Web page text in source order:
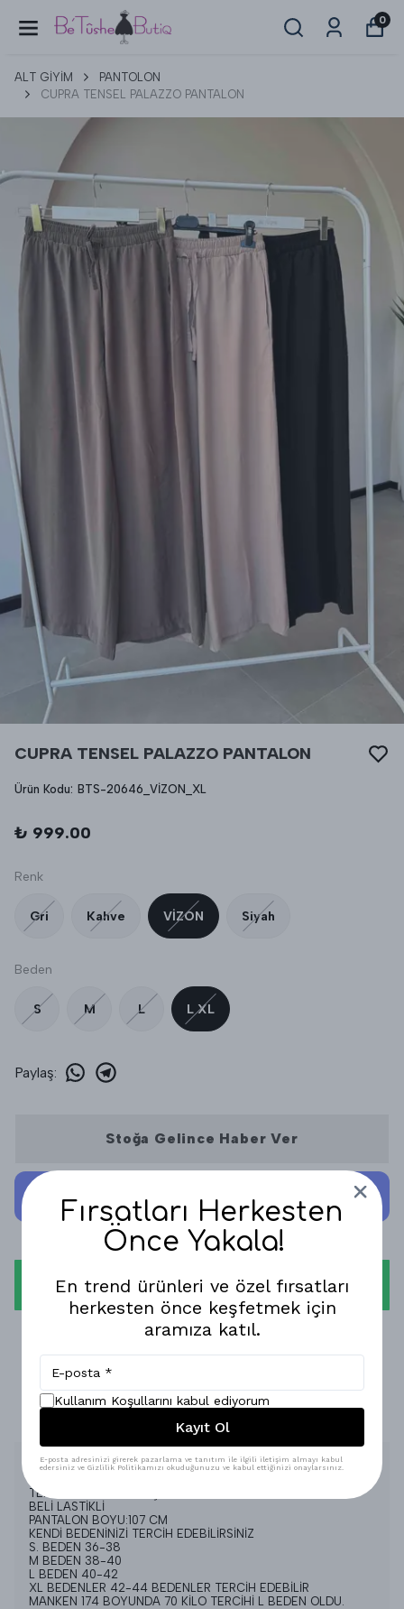
0
ALT GİYİM
PANTOLON
CUPRA TENSEL PALAZZO PANTALON
CUPRA TENSEL PALAZZO PANTALON
Ürün Kodu: BTS-20646_VİZON_XL
₺ 999.00
Renk
Gri Kahve VİZON Siyah
Beden
S M L L XL
Paylaş:
Stoğa Gelince Haber Ver
WHATSAPP
1-3 İŞ GÜNÜNDE KARGODA!
Ürün Açıklaması
TENSEL CUPRA KUMAŞ
BELİ LASTİKLİ
PANTALON BOYU:107 CM
KENDİ BEDENİNİZİ TERCİH EDEBİLİRSİNİZ
S. BEDEN 36-38
M BEDEN 38-40
L BEDEN 40-42
XL BEDENLER 42-44 BEDENLER TERCİH EDEBİLİR
MANKEN 174 BOYUNDA 70 KİLO TERCİHİ L BEDEN OLDU.
Fırsatları Herkesten
Önce Yakala!
En trend ürünleri ve özel fırsatları
herkesten önce keşfetmek için
aramıza katıl.
Kullanım Koşullarını kabul ediyorum
Kayıt Ol
E-posta adresinizi girerek pazarlama ve tanıtım ile ilgili iletişim almayı kabul
edersiniz ve Gizlilik Politikamızı okuduğunuzu ve kabul ettiğinizi onaylarsınız.